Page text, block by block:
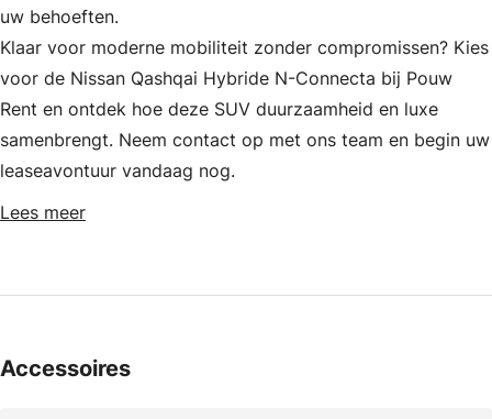
uw behoeften.
Klaar voor moderne mobiliteit zonder compromissen? Kies
voor de Nissan Qashqai Hybride N-Connecta bij Pouw
Rent en ontdek hoe deze SUV duurzaamheid en luxe
samenbrengt. Neem contact op met ons team en begin uw
leaseavontuur vandaag nog.
Lees meer
Accessoires